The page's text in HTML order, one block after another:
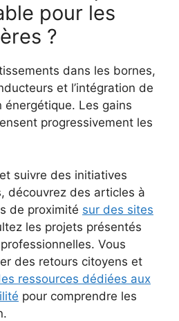
pour les
?
dans les bornes,
et l’intégration de
Les gains
progressivement les
suivre des initiatives
découvrez des articles à
de proximité sur des sites
les projets présentés
Vous
des retours citoyens et
ressources dédiées aux
pour comprendre les